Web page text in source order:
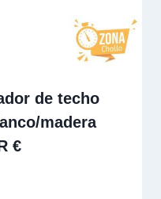
de techo
madera
€